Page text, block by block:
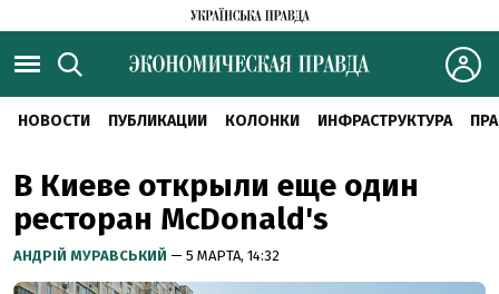
НОВОСТИ ПУБЛИКАЦИИ КОЛОНКИ ИНФРАСТРУКТУРА
В Киеве открыли еще один
ресторан McDonald's
АНДРІЙ МУРАВСЬКИЙ — 5 МАРТА, 14:32